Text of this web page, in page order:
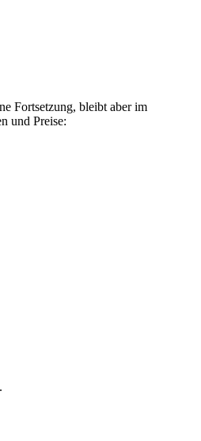
Fortsetzung, bleibt aber im
und Preise: